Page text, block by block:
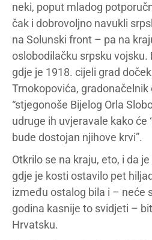
neki, poput mladog
čak i dobrovoljno navukli
na Solunski front – pa na
oslobodilačku srpsku vojsku.
gdje je 1918. cijeli grad
Trnokopovića,
“stjegonoše Bijelog Orla
udruge ih uvjeravale kako će
bude dostojan njihove krvi”.
Otkrilo se na kraju, eto, i da
gdje je kosti ostavilo pet
između ostalog bila i – neće
godina kasnije to svidjeti –
Hrvatsku.